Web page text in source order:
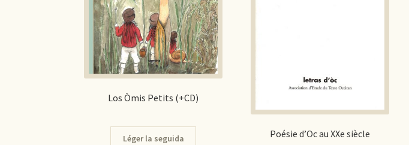
Los Òmis Petits (+CD)
Léger la seguida Poésie d’Oc au XXe siècle